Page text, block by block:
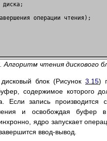
чтению с диска;
операции чтения);
(буфер);
Алгоритм чтения дискового
блок (Рисунок 3.15)
содержимое которого
Если запись производится
и освобождая буфер
ядро запускает
ввод-вывод.